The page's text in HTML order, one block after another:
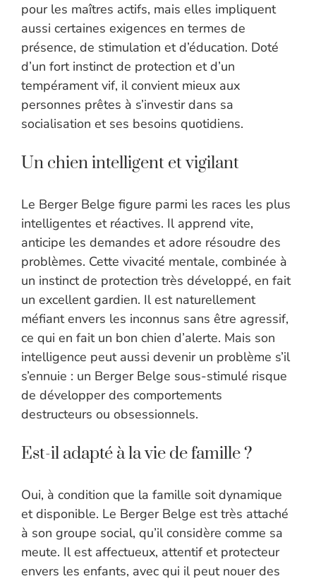
pour les maîtres actifs, mais elles impliquent
aussi certaines exigences en termes de
présence, de stimulation et d’éducation. Doté
d’un fort instinct de protection et d’un
tempérament vif, il convient mieux aux
personnes prêtes à s’investir dans sa
socialisation et ses besoins quotidiens.
Un chien intelligent et vigilant
Le Berger Belge figure parmi les races les plus
intelligentes et réactives. Il apprend vite,
anticipe les demandes et adore résoudre des
problèmes. Cette vivacité mentale, combinée à
un instinct de protection très développé, en fait
un excellent gardien. Il est naturellement
méfiant envers les inconnus sans être agressif,
ce qui en fait un bon chien d’alerte. Mais son
intelligence peut aussi devenir un problème s’il
s’ennuie : un Berger Belge sous-stimulé risque
de développer des comportements
destructeurs ou obsessionnels.
Est-il adapté à la vie de famille ?
Oui, à condition que la famille soit dynamique
et disponible. Le Berger Belge est très attaché
à son groupe social, qu’il considère comme sa
meute. Il est affectueux, attentif et protecteur
envers les enfants, avec qui il peut nouer des